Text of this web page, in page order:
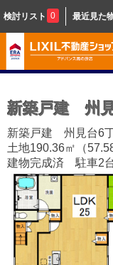
検討リスト 0 最近見た
新築戸建 州
新築戸建 州見台6
土地190.36㎡（
建物完成済 駐車2